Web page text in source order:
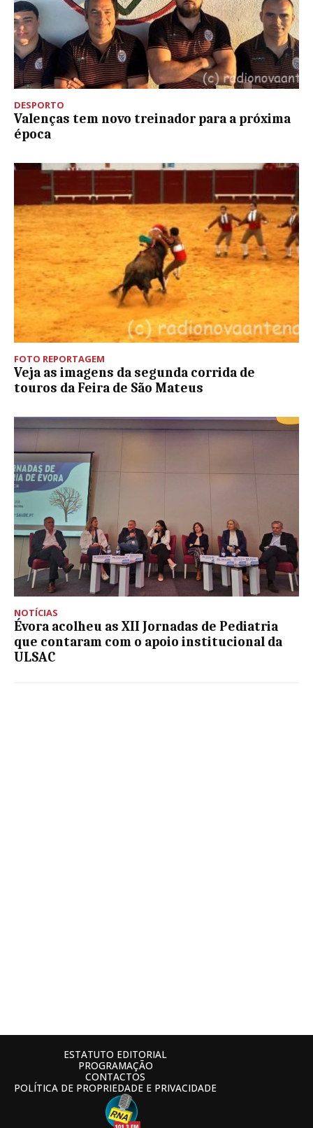
DESPORTO
Valenças tem novo treinador para a próxima
época
FOTO REPORTAGEM
Veja as imagens da segunda corrida de
touros da Feira de São Mateus
NOTÍCIAS
Évora acolheu as XII Jornadas de Pediatria
que contaram com o apoio institucional da
ULSAC
ESTATUTO EDITORIAL
PROGRAMAÇÃO
CONTACTOS
POLÍTICA DE PROPRIEDADE E PRIVACIDADE